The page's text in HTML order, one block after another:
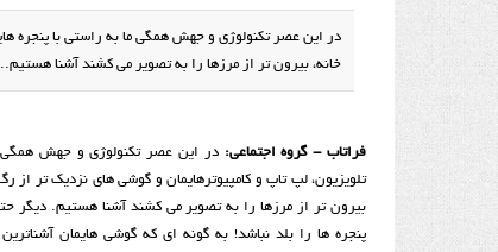
در این عصر تکنولوژی و جهش همگی ما به راستی با پنجره
خانه، بیرون تر از مرزها را به تصویر می کشند آشنا
فراتاب - گروه اجتماعی:در این عصر تکنولوژی و جهش همگی
تلویزیون، لپ تاپ و کامپیوترهایمان و گوشی های نزدیک تر از
بیرون تر از مرزها را به تصویر می کشند آشنا هستیم. دیگر
پنجره ها را بلد نباشد! به گونه ای که گوشی هایمان